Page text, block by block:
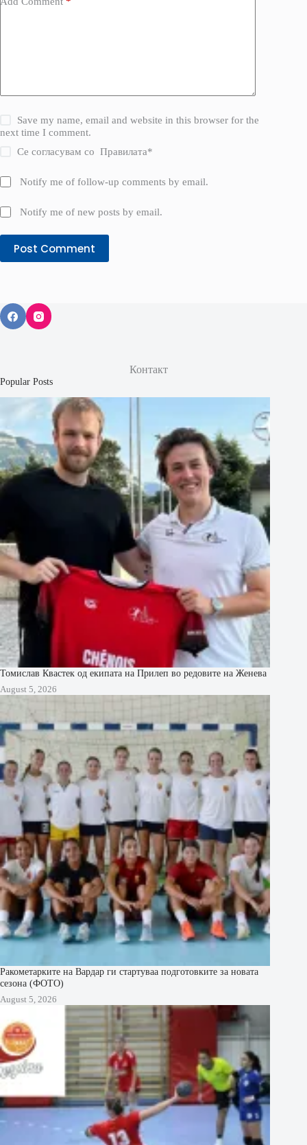
Save my name, email and website in this browser for the
next time I comment.
Се согласувам соПравилата*
Notify me of follow-up comments by email.
Notify me of new posts by email.
Post Comment
Контакт
Popular Posts
Томислав Квастек од екипата на Прилеп во редовите на Женева
August 5, 2026
Ракометарките на Вардар ги стартуваа подготовките за новата
сезона (ФОТО)
August 5, 2026